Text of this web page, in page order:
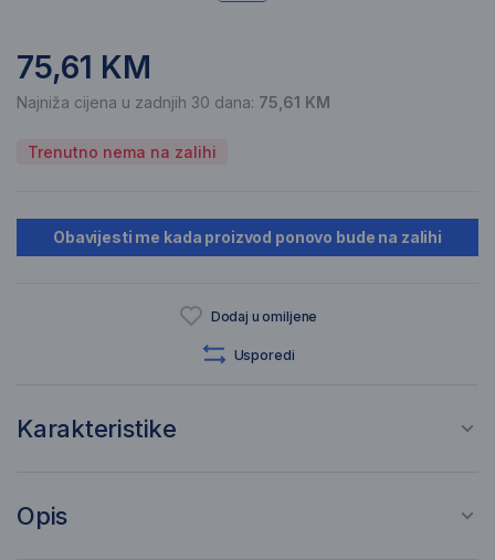
75,61 KM
Najniža cijena u zadnjih 30 dana: 75,61 KM
Trenutno nema na zalihi
Obavijesti me kada proizvod ponovo bude na zalihi
Dodaj u omiljene
Usporedi
Karakteristike
Opis